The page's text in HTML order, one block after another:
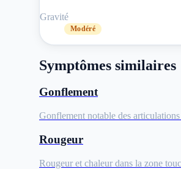
Gravité
Modéré
Symptômes similaires
Gonflement
Gonflement notable des
Rougeur
Rougeur et chaleur dans la zone